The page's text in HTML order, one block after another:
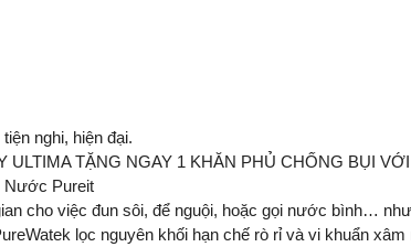
nghi, hiện đại.​
ULTIMA TẶNG NGAY 1 KHĂN PHỦ CHỐNG BỤI
Nước Pureit
cho việc đun sôi, để nguội, hoặc gọi nước bình…
lọc nguyên khối hạn chế rò rỉ và vi khuẩn